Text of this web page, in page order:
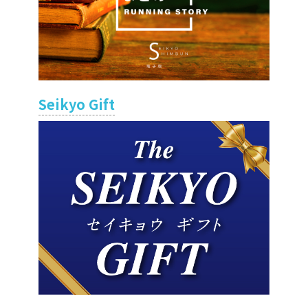
Seikyo Gift